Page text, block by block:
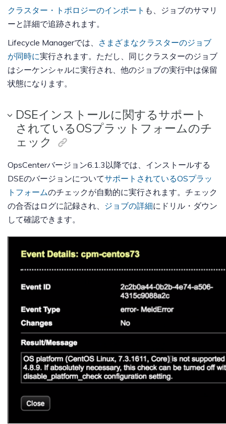
クラスター・トポロジーのインポート も、ジョブのサマリ
ーと詳細で追跡されます。
Lifecycle Managerでは、 さまざまなクラスターのジョブ
が同時に実行されます。ただし、同じクラスターのジョブ
はシーケンシャルに実行され、他のジョブの実行中は保留
状態になります。
DSEインストールに関するサポート
されているOSプラットフォームのチ
ェック
OpsCenterバージョン6.1.3以降では、インストールする
DSEのバージョンについてサポートされているOSプラッ
トフォームのチェックが自動的に実行されます。チェック
の合否はログに記録され、 ジョブの詳細にドリル・ダウン
して確認できます。